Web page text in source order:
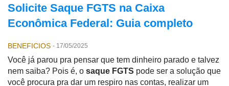
Solicite Saque FGTS na Caixa
Econômica Federal: Guia completo
BENEFICIOS - 17/05/2025
Você já parou pra pensar que tem dinheiro parado e talvez
nem saiba? Pois é, o saque FGTS pode ser a solução que
você procura pra dar um respiro nas contas, realizar um